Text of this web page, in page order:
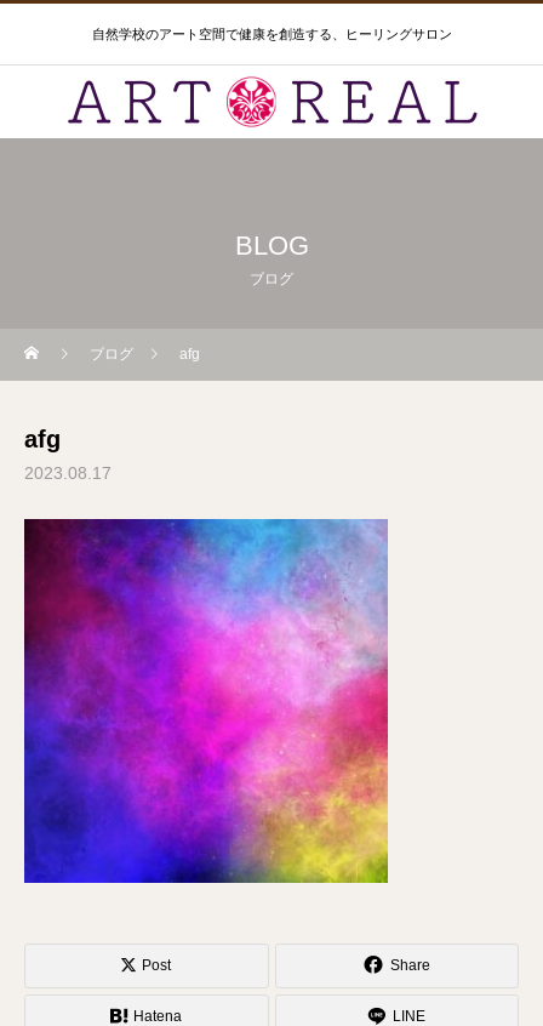
自然学校のアート空間で健康を創造する、ヒーリングサロン
BLOG
ブログ
ブログ afg
afg
2023.08.17
Post Share
Hatena LINE